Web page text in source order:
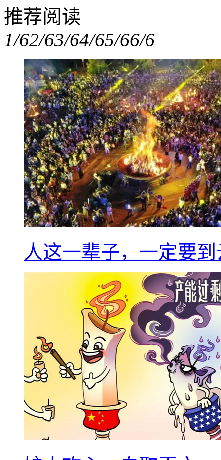
推荐阅读
1/62/63/64/65/66/6
人这一辈子，一定要